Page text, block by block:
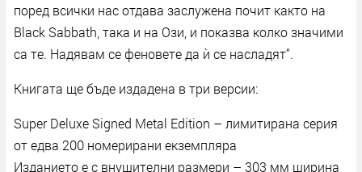
поред всички нас отдава заслужена почит както на
Black Sabbath, така и на Ози, и показва колко значими
са те. Надявам се феновете да ѝ се насладят“.
Книгата ще бъде издадена в три версии:
Super Deluxe Signed Metal Edition – лимитирана серия
от едва 200 номерирани екземпляра
Изданието е с внушителни размери – 303 мм ширина